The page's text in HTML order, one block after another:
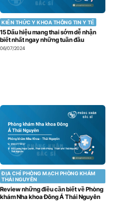
KIẾN THỨC Y KHOA THÔNG TIN Y TẾ
15 Dấu hiệu mang thai sớm dễ nhận
biết nhất ngay những tuần đầu
06/07/2024
ĐỊA CHỈ PHÒNG MẠCH PHÒNG KHÁM
THÁI NGUYÊN
Review những điều cần biết về Phòng
khám Nha khoa Đông Á Thái Nguyên